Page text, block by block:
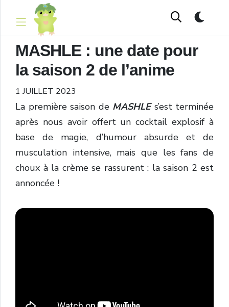
MASHLE : une date pour
la saison 2 de l’anime
1 JUILLET 2023
La première saison de MASHLEs’est terminée
après nous avoir offert un cocktail explosif à
base de magie, d’humour absurde et de
musculation intensive, mais que les fans de
choux à la crème se rassurent : la saison 2 est
annoncée !